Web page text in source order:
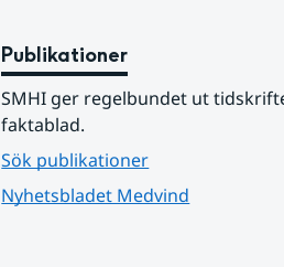
Publikationer
SMHI ger regelbundet ut
faktablad.
Sök publikationer
Nyhetsbladet Medvind